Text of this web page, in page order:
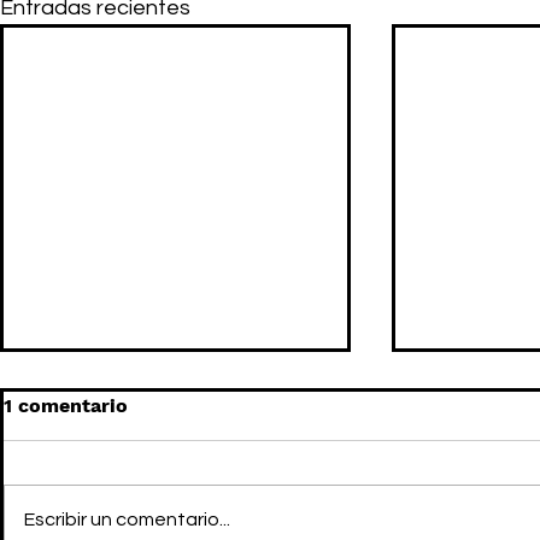
Entradas recientes
1 comentario
Escribir un comentario...